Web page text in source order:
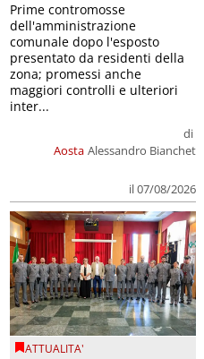
Aosta
di
Alessandro Bianchet
il 07/08/2026
Prime contromosse
dell'amministrazione
comunale dopo l'esposto
presentato da residenti della
zona; promessi anche
maggiori controlli e ulteriori
inter...
ATTUALITA'